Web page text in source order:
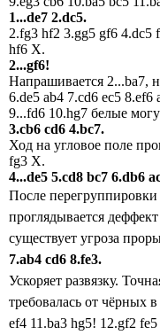
1...de7 2.dc5.
2.fg3 hf2 3.gg5 gf6 4.dc5
hf6 X.
2...gf6!
Напрашивается 2...ba7,
6.de5 ab4 7.cd6 ec5
9...fd6 10.hg7 белые
3.cb6 cd6 4.bc7.
Ход на угловое поле
fg3 X.
4...de5 5.cd8 bc7 6.db6
После
проглядывается
существует угроза
7.ab4 cd6 8.fe3.
Ускоряет развязку.
требовалась от чёрных
ef4 11.ba3 hg5! 12.gf2